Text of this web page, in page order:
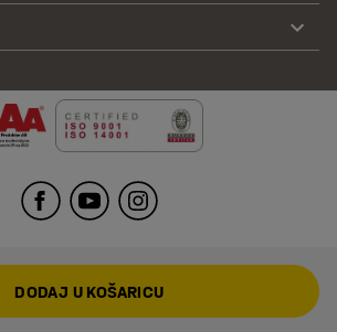
DODAJ U KOŠARICU